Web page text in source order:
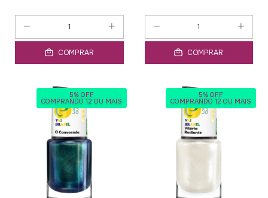
COMPRAR COMPRAR
5% OFF
COMPRANDO 12 OU MAIS
5% OFF
COMPRANDO 12 OU MAIS